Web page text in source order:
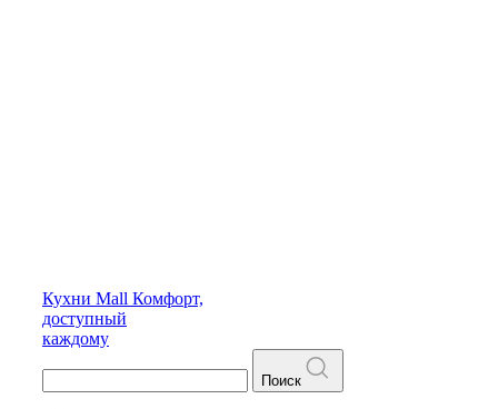
Кухни Mall Комфорт,
доступный
каждому
Поиск